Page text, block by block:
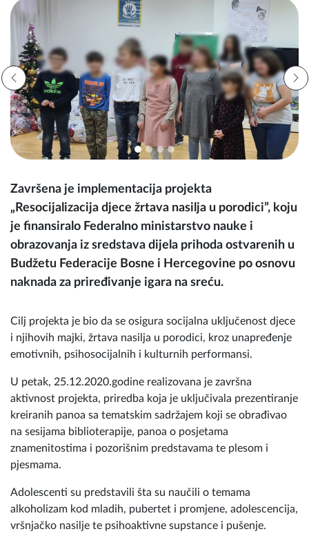
Završena je implementacija projekta
„Resocijalizacija djece žrtava nasilja u porodici”, koju
je finansiralo Federalno ministarstvo nauke i
obrazovanja iz sredstava dijela prihoda ostvarenih u
Budžetu Federacije Bosne i Hercegovine po osnovu
naknada za priređivanje igara na sreću.
Cilj projekta je bio da se osigura socijalna uključenost djece
i njihovih majki, žrtava nasilja u porodici, kroz unapređenje
emotivnih, psihosocijalnih i kulturnih performansi.
U petak, 25.12.2020.godine realizovana je završna
aktivnost projekta, priredba koja je uključivala prezentiranje
kreiranih panoa sa tematskim sadržajem koji se obrađivao
na sesijama biblioterapije, panoa o posjetama
znamenitostima i pozorišnim predstavama te plesom i
pjesmama.
Adolescenti su predstavili šta su naučili o temama
alkoholizam kod mladih, pubertet i promjene, adolescencija,
vršnjačko nasilje te psihoaktivne supstance i pušenje.